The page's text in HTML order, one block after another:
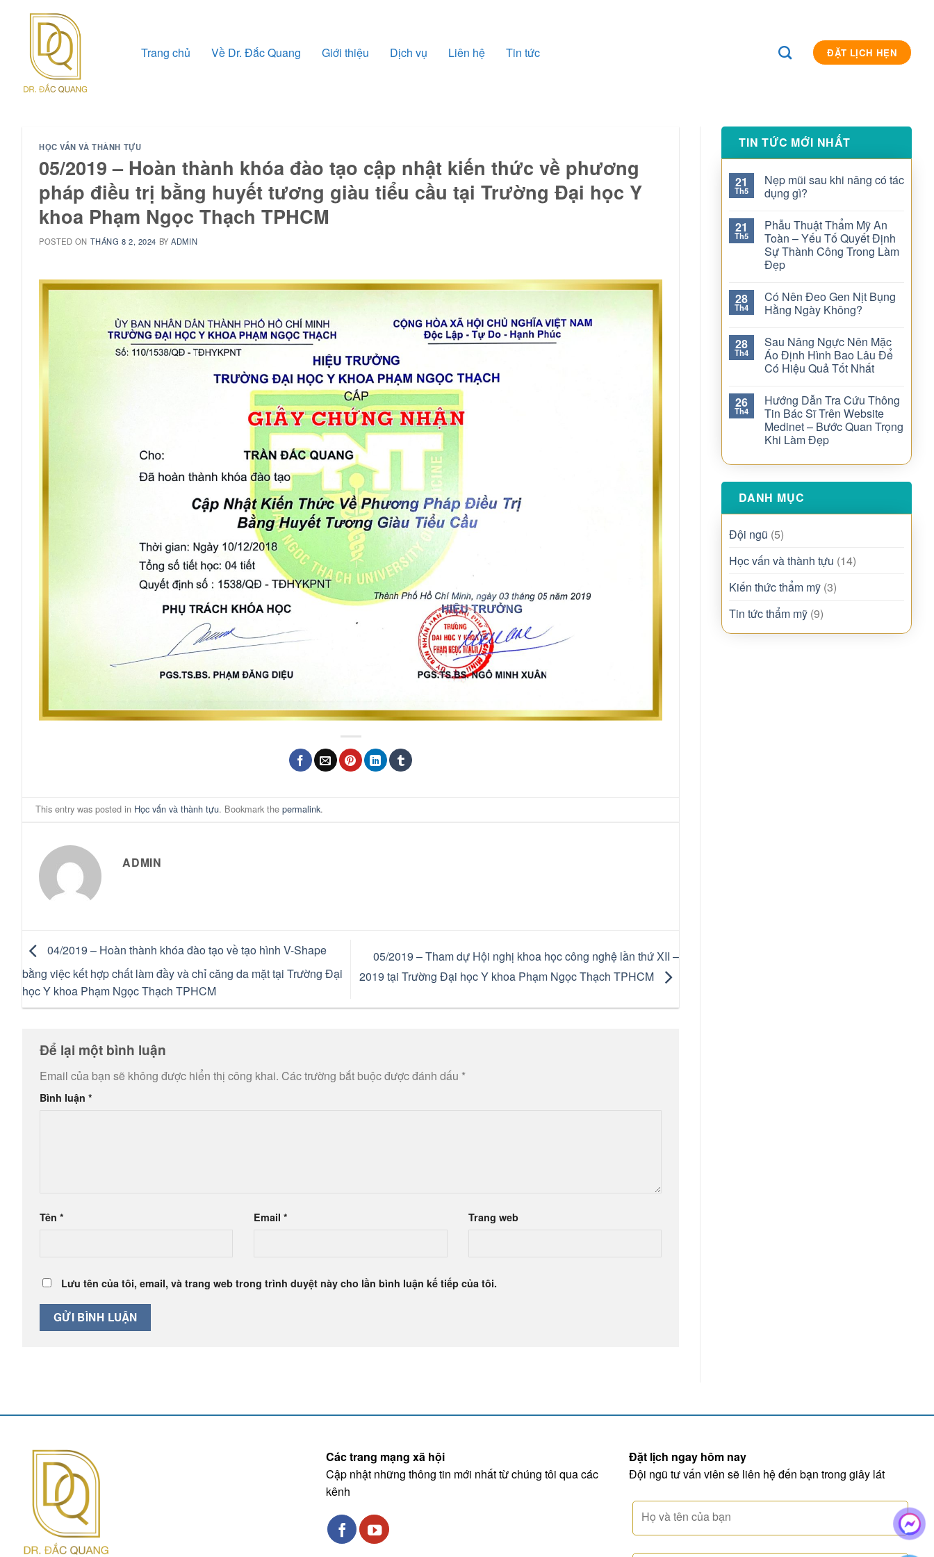
Trang chủ Về Dr. Đắc Quang Giới thiệu Dịch vụ Liên hệ Tin tức ĐẶT LỊCH HẸN
HỌC VẤN VÀ THÀNH TỰU
05/2019 – Hoàn thành khóa đào tạo cập nhật kiến thức về phương
pháp điều trị bằng huyết tương giàu tiểu cầu tại Trường Đại học Y
khoa Phạm Ngọc Thạch TPHCM
POSTED ON THÁNG 8 2, 2024 BYADMIN
This entry was posted in Học vấn và thành tựu. Bookmark thepermalink.
ADMIN
04/2019 – Hoàn thành khóa đào tạo về tạo hình V-Shape
bằng việc kết hợp chất làm đầy và chỉ căng da mặt tại Trường Đại
học Y khoa Phạm Ngọc Thạch TPHCM
05/2019 – Tham dự Hội nghị khoa học công nghệ lần thứ XII –
2019 tại Trường Đại học Y khoa Phạm Ngọc Thạch TPHCM
Để lại một bình luận
Email của bạn sẽ không được hiển thị công khai. Các trường bắt buộc được đánh dấu *
Bình luận *
Tên * Email* Trang web
Lưu tên của tôi, email, và trang web trong trình duyệt này cho lần bình luận kế tiếp của tôi.
TIN TỨC MỚI NHẤT
21
Th5
Nẹp mũi sau khi nâng có tác
dụng gì?
21
Th5
Phẫu Thuật Thẩm Mỹ An
Toàn – Yếu Tố Quyết Định
Sự Thành Công Trong Làm
Đẹp
28
Th4
Có Nên Đeo Gen Nịt Bụng
Hằng Ngày Không?
28
Th4
Sau Nâng Ngực Nên Mặc
Áo Định Hình Bao Lâu Để
Có Hiệu Quả Tốt Nhất
26
Th4
Hướng Dẫn Tra Cứu Thông
Tin Bác Sĩ Trên Website
Medinet – Bước Quan Trọng
Khi Làm Đẹp
DANH MỤC
Đội ngũ (5)
Học vấn và thành tựu (14)
Kiến thức thẩm mỹ (3)
Tin tức thẩm mỹ (9)
Các trang mạng xã hội
Cập nhật những thông tin mới nhất từ chúng tôi qua các
kênh
Đặt lịch ngay hôm nay
Đội ngũ tư vấn viên sẽ liên hệ đến bạn trong giây lát